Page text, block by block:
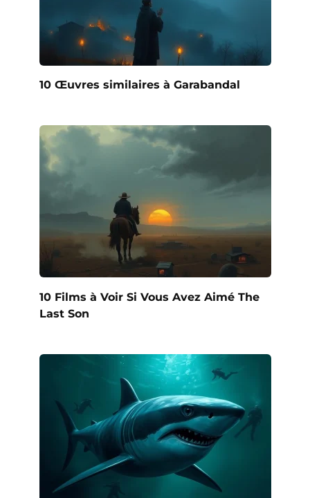
10 Œuvres similaires à Garabandal
10 Films à Voir Si Vous Avez Aimé The
Last Son